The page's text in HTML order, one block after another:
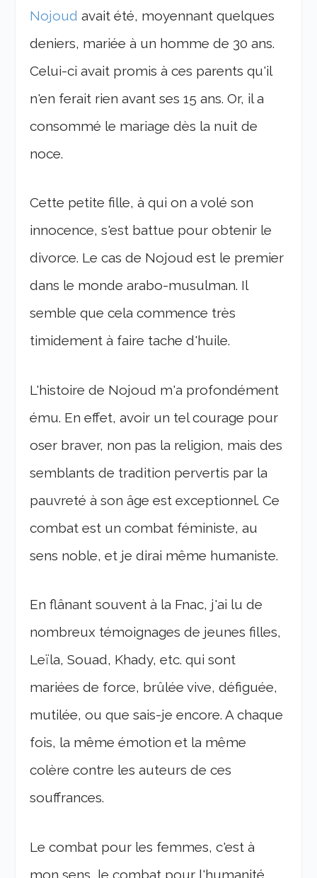
Nojoud avait été, moyennant quelques
deniers, mariée à un homme de 30 ans.
Celui-ci avait promis à ces parents qu'il
n'en ferait rien avant ses 15 ans. Or, il a
consommé le mariage dès la nuit de
noce.
Cette petite fille, à qui on a volé son
innocence, s'est battue pour obtenir le
divorce. Le cas de Nojoud est le premier
dans le monde arabo-musulman. Il
semble que cela commence très
timidement à faire tache d'huile.
L'histoire de Nojoud m'a profondément
ému. En effet, avoir un tel courage pour
oser braver, non pas la religion, mais des
semblants de tradition pervertis par la
pauvreté à son âge est exceptionnel. Ce
combat est un combat féministe, au
sens noble, et je dirai même humaniste.
En flânant souvent à la Fnac, j'ai lu de
nombreux témoignages de jeunes filles,
Leïla, Souad, Khady, etc. qui sont
mariées de force, brûlée vive, défiguée,
mutilée, ou que sais-je encore. A chaque
fois, la même émotion et la même
colère contre les auteurs de ces
souffrances.
Le combat pour les femmes, c'est à
mon sens, le combat pour l'humanité.